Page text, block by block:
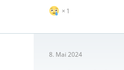
1
8. Mai 2024